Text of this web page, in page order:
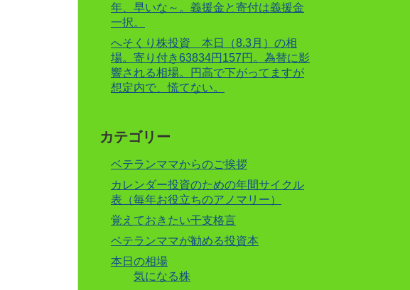
年、早いな～。義援金と寄付は義援金
一択。
へそくり株投資 本日（8.3月）の相
場。寄り付き63834円157円。為替に影
響される相場。円高で下がってますが
想定内で、慌てない。
カテゴリー
ベテランママからのご挨拶
カレンダー投資のための年間サイクル
表（毎年お役立ちのアノマリー）
覚えておきたい干支格言
ベテランママが勧める投資本
本日の相場
気になる株